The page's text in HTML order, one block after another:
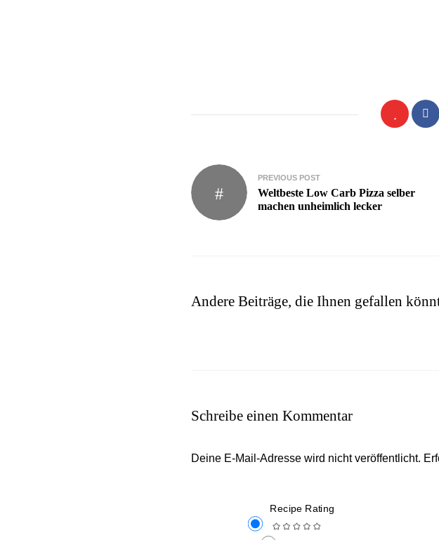
Beitragsnavigation
PREVIOUS POST
Weltbeste Low Carb Pizza selber
machen unheimlich lecker
Andere Beiträge, die Ihnen gefallen
Schreibe einen Kommentar
Deine E-Mail-Adresse wird nicht veröffentlicht.
Recipe Rating